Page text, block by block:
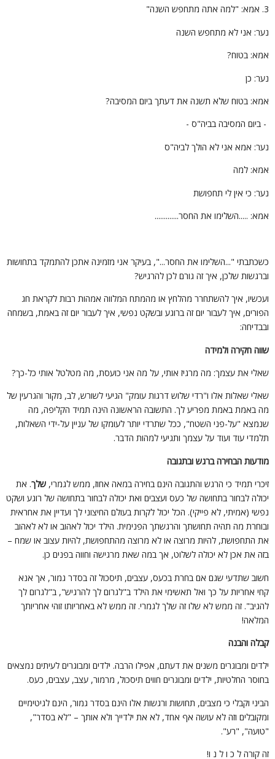
אני לא מתחפש השנה
בטוח?
כן
בטוח שלא תשנה את דעתך ביום המסיבה?
המסיבה בביה"ס -
אמא אני לא הולך לביה"ס
למה
כי אין לי תחפושת
.....השלימו את החסר.............
"...השלימו את החסר...", בעיקר אני מזמינה אתכן להתמקד בתחושות
שלכן, איך זה גורם לכן להרגיש?
איך להשתחרר מהלחץ או מהמתח המלווה אמהות רבות לקראת חג
איך לעבור יום זה ברוגע ובשקט נפשי, איך לעבור יום זה באמת, בשמחה
חקירה ולמידה
את עצמך: מה מרגיז אותי, על מה אני כועסת, מה מטלטל אותי כל-כך?
שאלות אלו ו"רדי שלוש דרגות עומק" הגיעי לשורש, לב, מקור והגרעין של
באמת באמת מפריע לך. התשובה הראשונה הינה תמיד הקליפה, מה
"על-פני השטח", ככל שתרדי יותר לעומקו של עניין על-ידי השאלות,
עוד ועוד על עצמך ותגיעי למהות הדבר.
הבחירה ברגש ובתגובה
תמיד כי הרגש והתגובה הינם בחירה במאה אחוז, ממש לגמרי,שלך. את
לבחור בתחושה של כעס ועצבים ואת יכולה לבחור בתחושה של רוגע ושקט
(אמיתי, לא פייקי). הכל יכול לקרות בעולם החיצוני לך ועדיין את אחראית
מה תהיה תחושתך והרגשתך הפנימית. הילד יכול לאהוב או לא לאהוב
התחפושת, להיות מרוצה או לא מרוצה מהתחפושת, להיות עצוב או שמח –
את אכן לא יכולה לשלוט, אך במה שאת מרגישה וחווה בפנים כן.
שתדעי שגם אם בחרת בכעס, עצבים, תיסכול זה בסדר גמור, אך אנא
אחריות על כך ואל תאשימי את הילד ב"לגרום לך להרגיש", ב"לגרום לך
זה ממש לא שלו זה שלך לגמרי. זה ממש לא באחריותו זוהי אחריותך
והבנה
ומבוגרים משנים את דעתם, אפילו הרבה. ילדים ומבוגרים לעיתים נמצאים
החלטיות, ילדים ומבוגרים חווים תיסכול, מרמור, עצב, עצבים, כעס.
וקבלי כי מצבים, תחושות ורגשות אלו הינם בסדר גמור, הינם לגיטימיים
וזה לא עושה אף אחד, לא את ילדייך ולא אותך – "לא בסדר",
"רע".
קורה ל כ ו ל נ ו!